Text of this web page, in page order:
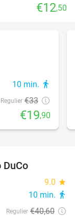
€12,50
10 min. directions_walk
Regulier €33
€19,90
9.0 star
10 min. directions_walk
Regulier €40,60